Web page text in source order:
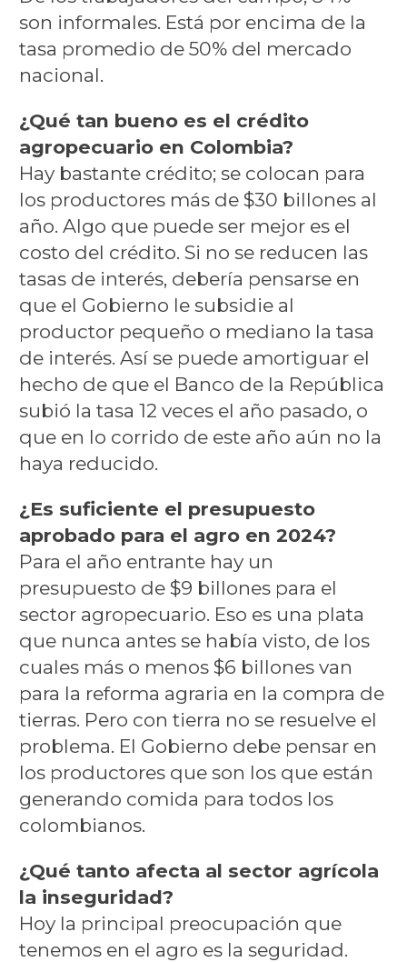
son informales. Está por encima de la
tasa promedio de 50% del mercado
nacional.
¿Qué tan bueno es el crédito
agropecuario en Colombia?
Hay bastante crédito; se colocan para
los productores más de $30 billones al
año. Algo que puede ser mejor es el
costo del crédito. Si no se reducen las
tasas de interés, debería pensarse en
que el Gobierno le subsidie al
productor pequeño o mediano la tasa
de interés. Así se puede amortiguar el
hecho de que el Banco de la República
subió la tasa 12 veces el año pasado, o
que en lo corrido de este año aún no la
haya reducido.
¿Es suficiente el presupuesto
aprobado para el agro en 2024?
Para el año entrante hay un
presupuesto de $9 billones para el
sector agropecuario. Eso es una plata
que nunca antes se había visto, de los
cuales más o menos $6 billones van
para la reforma agraria en la compra de
tierras. Pero con tierra no se resuelve el
problema. El Gobierno debe pensar en
los productores que son los que están
generando comida para todos los
colombianos.
¿Qué tanto afecta al sector agrícola
la inseguridad?
Hoy la principal preocupación que
tenemos en el agro es la seguridad.